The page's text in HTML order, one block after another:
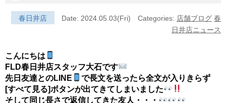
春日井店 Date: 2024.05.03(Fri) Categories: 店舗ブログ 春
日井店ニュース
こんにちは
FLD春日井店スタッフ大石です
先日友達とのLINE
で長文を送ったら全文が入りきらず
[すべて見る]ボタンが出てきてしまいました
そして同じ長さで返信してきた友人・・・